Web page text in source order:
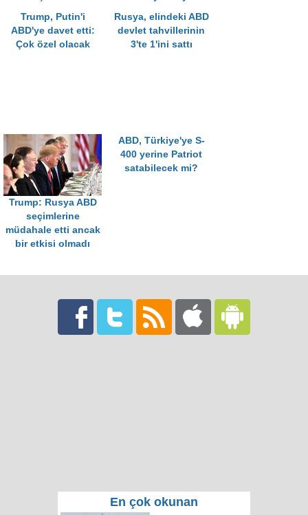
Trump, Putin'i
ABD'ye davet etti:
Çok özel olacak
Rusya, elindeki ABD
devlet tahvillerinin
3'te 1'ini sattı
Trump: Rusya ABD
seçimlerine
müdahale etti ancak
bir etkisi olmadı
ABD, Türkiye'ye S-
400 yerine Patriot
satabilecek mi?
En çok okunan